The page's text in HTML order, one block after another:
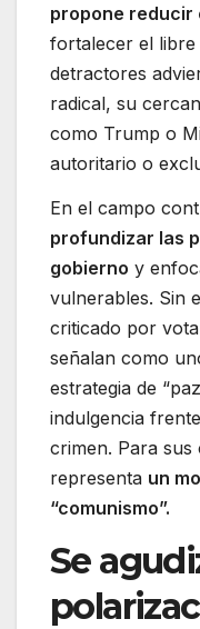
propone reducir
fortalecer el libre
detractores
radical, su
como Trump o
autoritario o
En el campo
profundizar las
gobierno y
vulnerables. Sin
criticado por
señalan como
estrategia de
indulgencia
crimen. Para
representa un
“comunismo”.
Se